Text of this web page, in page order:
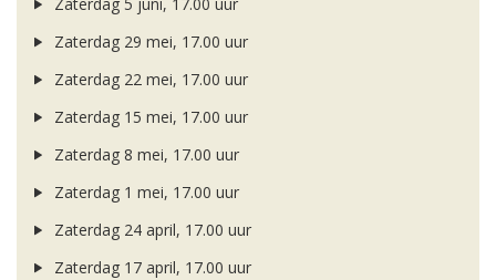
Zaterdag 5 juni, 17.00 uur
Zaterdag 29 mei, 17.00 uur
Zaterdag 22 mei, 17.00 uur
Zaterdag 15 mei, 17.00 uur
Zaterdag 8 mei, 17.00 uur
Zaterdag 1 mei, 17.00 uur
Zaterdag 24 april, 17.00 uur
Zaterdag 17 april, 17.00 uur